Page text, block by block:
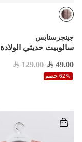
جينجرسنابس
سالوبيت حديثي الولادة
49.00
129.00
62% خصم